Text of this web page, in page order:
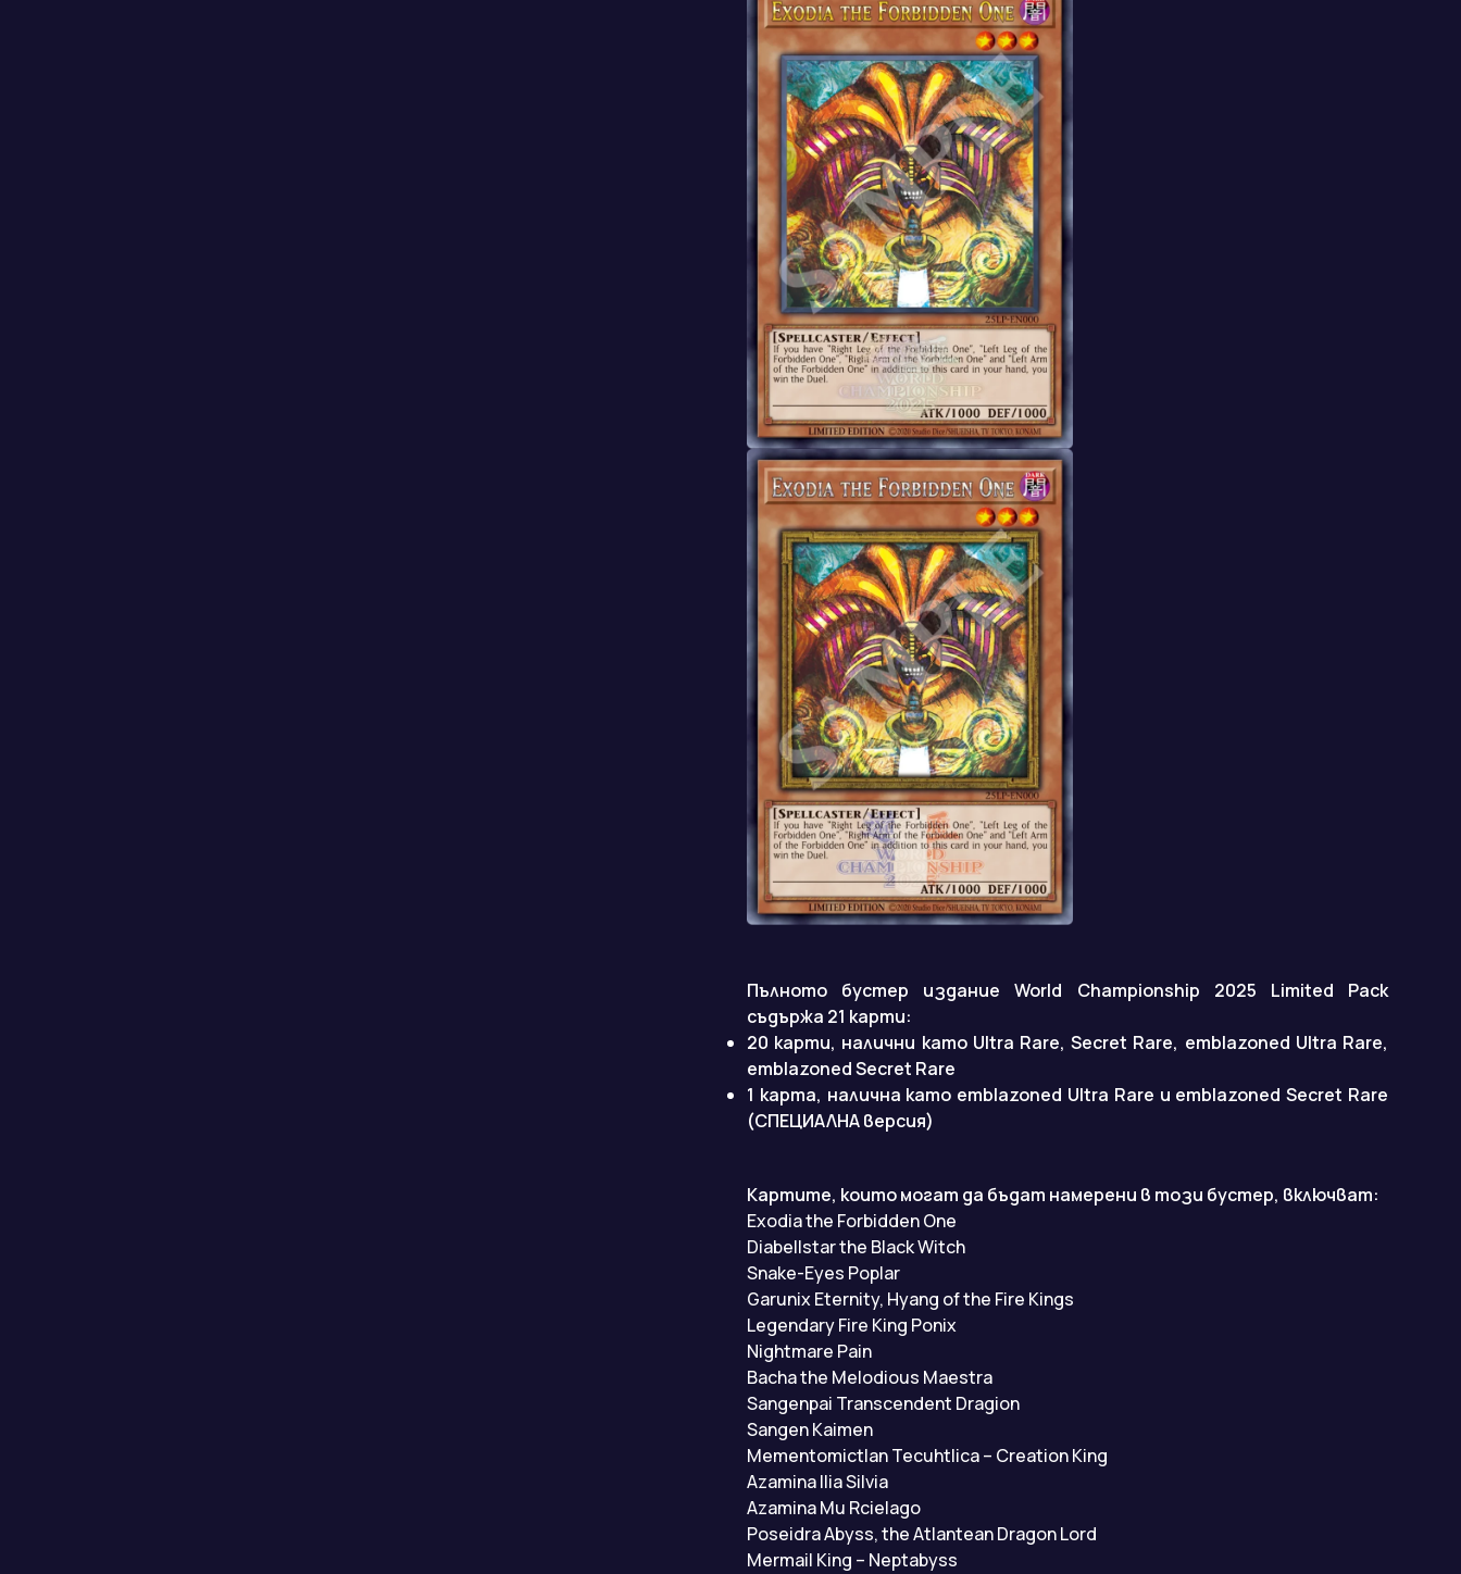
Пълното бустер издание World Championship 2025 Limited Pack
съдържа 21 карти:
20 карти, налични като Ultra Rare, Secret Rare, emblazoned Ultra Rare,
emblazoned Secret Rare
1 карта, налична като emblazoned Ultra Rare и emblazoned Secret Rare
(СПЕЦИАЛНА версия)
Картите, които могат да бъдат намерени в този бустер, включват:
Exodia the Forbidden One
Diabellstar the Black Witch
Snake-Eyes Poplar
Garunix Eternity, Hyang of the Fire Kings
Legendary Fire King Ponix
Nightmare Pain
Bacha the Melodious Maestra
Sangenpai Transcendent Dragion
Sangen Kaimen
Mementomictlan Tecuhtlica – Creation King
Azamina Ilia Silvia
Azamina Mu Rcielago
Poseidra Abyss, the Atlantean Dragon Lord
Mermail King – Neptabyss